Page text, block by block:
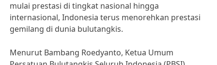
mulai prestasi di tingkat nasional hingga
internasional, Indonesia terus menorehkan prestasi
gemilang di dunia bulutangkis.
Menurut Bambang Roedyanto, Ketua Umum